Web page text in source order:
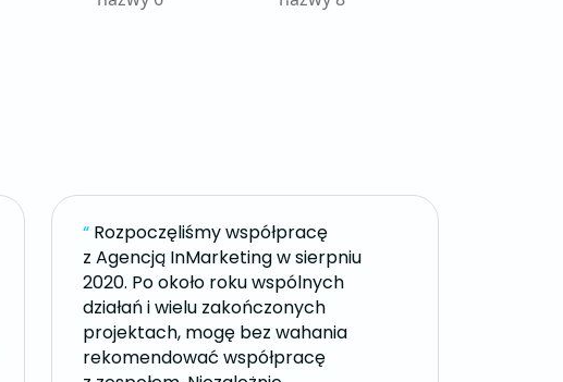
“ Rozpoczęliśmy współpracę
z Agencją InMarketing w sierpniu
2020. Po około roku wspólnych
działań i wielu zakończonych
projektach, mogę bez wahania
rekomendować współpracę